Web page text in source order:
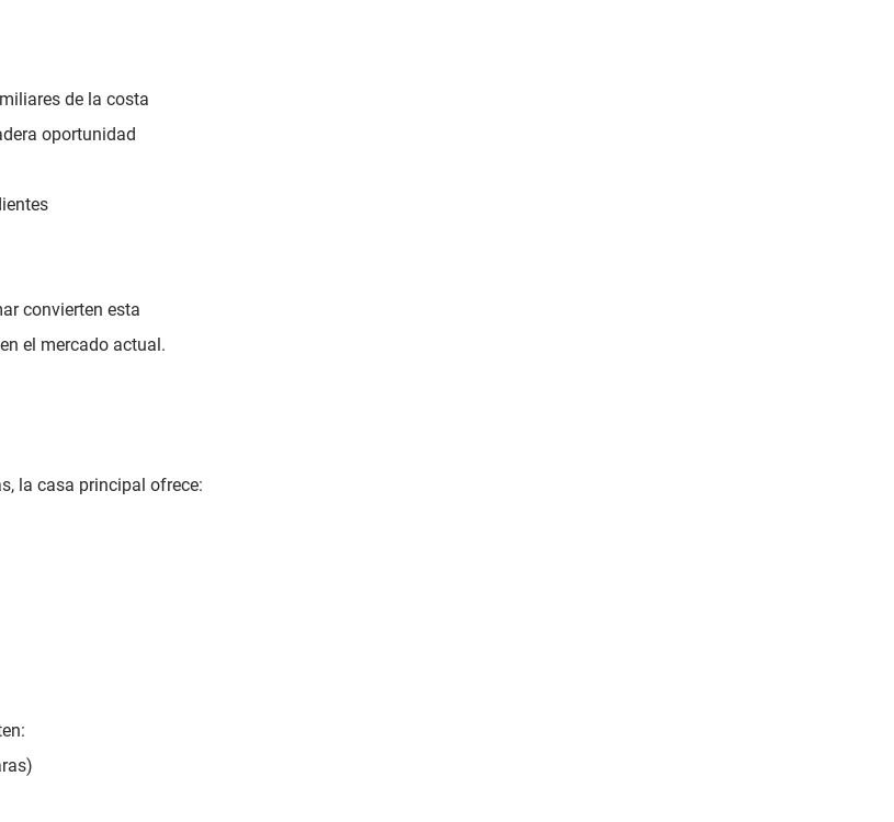
de la costa
oportunidad
convierten esta
el mercado actual.
la casa principal ofrece: